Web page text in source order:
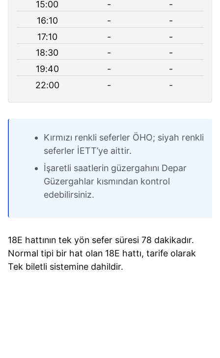
15:00 -
-
16:10
-
-
17:10
-
-
18:30
-
-
19:40
-
-
22:00
- -
Kırmızı renkli seferler ÖHO; siyah renkli
seferler İETT’ye aittir.
İşaretli saatlerin güzergahını Depar
Güzergahlar kısmından kontrol
edebilirsiniz.
18E hattının tek yön sefer süresi 78 dakikadır.
Normal tipi bir hat olan 18E hattı, tarife olarak
Tek biletli sistemine dahildir.